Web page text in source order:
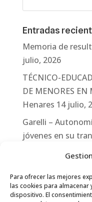
Para ofrecer las mejores
las cookies para almacenar
dispositivo. El
Entradas
Memoria de
julio, 2026
TÉCNICO-
DE MENORES
Henares 14 julio,
Garelli –
jóvenes en su
Garelli-Refugio:
marco del